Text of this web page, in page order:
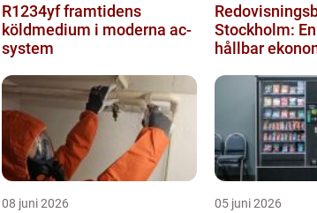
R1234yf framtidens
köldmedium i moderna ac-
system
Stockholm:
hållbar
08 juni 2026 05 juni 2026